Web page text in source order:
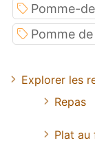
Pomme-
Pomme
Explorer les
Repas
Plat au